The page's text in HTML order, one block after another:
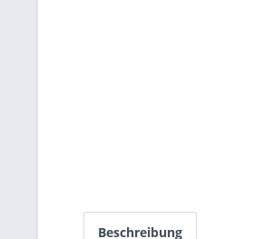
Beschreibung